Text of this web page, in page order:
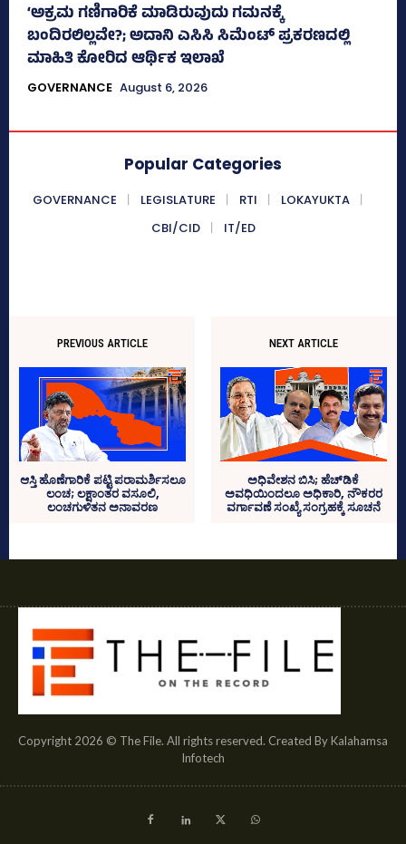
‘ಅಕ್ರಮ ಗಣಿಗಾರಿಕೆ ಮಾಡಿರುವುದು ಗಮನಕ್ಕೆ
ಬಂದಿರಲಿಲ್ಲವೇ?; ಅದಾನಿ ಎಸಿಸಿ ಸಿಮೆಂಟ್ ಪ್ರಕರಣದಲ್ಲಿ
ಮಾಹಿತಿ ಕೋರಿದ ಆರ್ಥಿಕ ಇಲಾಖೆ
GOVERNANCE August 6, 2026
Popular Categories
GOVERNANCE LEGISLATURE RTI
LOKAYUKTA
CBI/CID
IT/ED
PREVIOUS ARTICLE
ಆಸ್ತಿ ಹೊಣೆಗಾರಿಕೆ ಪಟ್ಟಿ ಪರಾಮರ್ಶಿಸಲೂ
ಲಂಚ; ಲಕ್ಷಾಂತರ ವಸೂಲಿ,
ಲಂಚಗುಳಿತನ ಅನಾವರಣ
NEXT ARTICLE
ಅಧಿವೇಶನ ಬಿಸಿ; ಹೆಚ್‌ಡಿಕೆ
ಅವಧಿಯಿಂದಲೂ ಅಧಿಕಾರಿ, ನೌಕರರ
ವರ್ಗಾವಣೆ ಸಂಖ್ಯೆ ಸಂಗ್ರಹಕ್ಕೆ ಸೂಚನೆ
Copyright 2026 © The File. All rights reserved. Created By Kalahamsa
Infotech